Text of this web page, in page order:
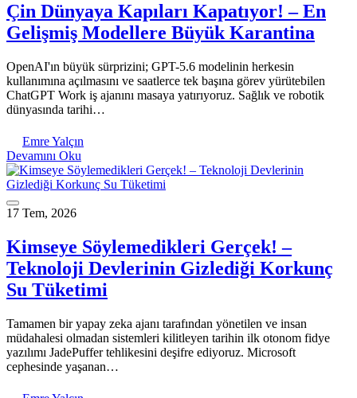
Çin Dünyaya Kapıları Kapatıyor! – En
Gelişmiş Modellere Büyük Karantina
OpenAI'ın büyük sürprizini; GPT-5.6 modelinin herkesin
kullanımına açılmasını ve saatlerce tek başına görev yürütebilen
ChatGPT Work iş ajanını masaya yatırıyoruz. Sağlık ve robotik
dünyasında tarihi…
Emre Yalçın
Devamını Oku
17 Tem, 2026
Kimseye Söylemedikleri Gerçek! –
Teknoloji Devlerinin Gizlediği Korkunç
Su Tüketimi
Tamamen bir yapay zeka ajanı tarafından yönetilen ve insan
müdahalesi olmadan sistemleri kilitleyen tarihin ilk otonom fidye
yazılımı JadePuffer tehlikesini deşifre ediyoruz. Microsoft
cephesinde yaşanan…